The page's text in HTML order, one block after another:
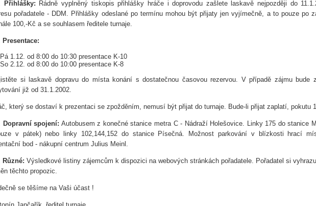
Přihlášky: Řádně vyplněný tiskopis přihlášky hráče i doprovodu zašlete laskavě nejpozději do
pořadatele - DDM. Přihlášky odeslané po termínu mohou být přijaty jen vyjímečně, a to pouze po
100,-Kč a se souhlasem ředitele turnaje.
Presentace:
Pá 1.12. od 8:00 do 10:30 presentace K-10
So 2.12. od 8:00 do 10:00 presentace K-8
si laskavě dopravu do místa konání s dostatečnou časovou rezervou. V případě zájmu bude
již od 31.1.2002.
který se dostaví k prezentaci se zpožděním, nemusí být přijat do turnaje. Bude-li přijat zaplatí, pokutu
Dopravní spojení: Autobusem z konečné stanice metra C - Nádraží Holešovice. Linky 175 do stanice
v pátek) nebo linky 102,144,152 do stanice Písečná. Možnost parkování v blízkosti hrací
bod - nákupní centrum Julius Meinl.
Různé: Výsledkové listiny zájemcům k dispozici na webových stránkách pořadatele. Pořadatel si
těchto propozic.
se těšíme na Vaši účast !